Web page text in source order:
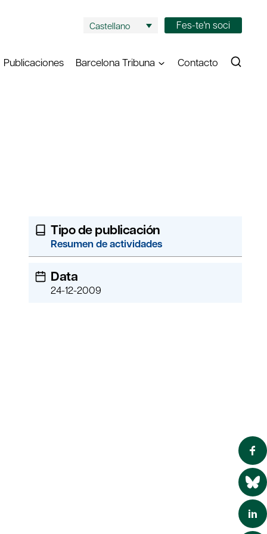
Castellano Fes-te'n soci
Publicaciones Barcelona Tribuna Contacto
Tipo de publicación
Resumen de actividades
Data
24-12-2009